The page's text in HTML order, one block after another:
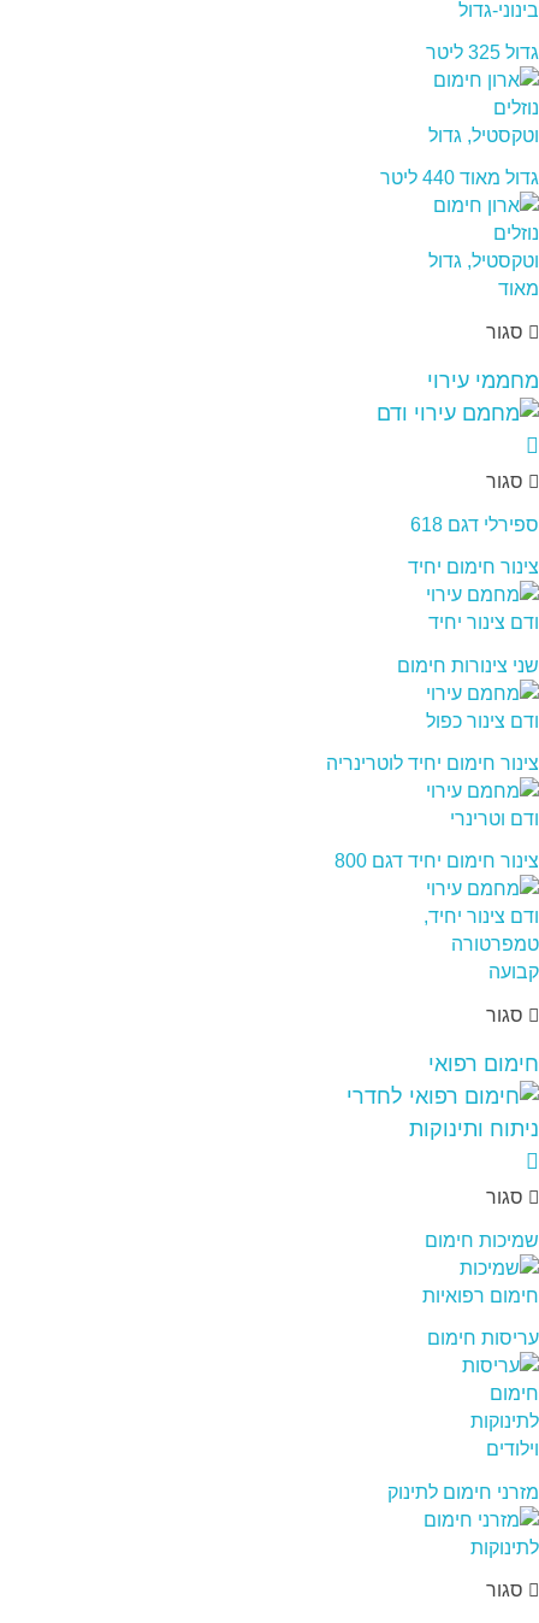
גדול 325 ליטר
גדול מאוד 440 ליטר
סגור
מחממי עירוי
סגור
ספירלי דגם 618
צינור חימום יחיד
שני צינורות חימום
צינור חימום יחיד לוטרינריה
צינור חימום יחיד דגם 800
סגור
חימום רפואי
סגור
שמיכות חימום
עריסות חימום
מזרני חימום לתינוק
סגור